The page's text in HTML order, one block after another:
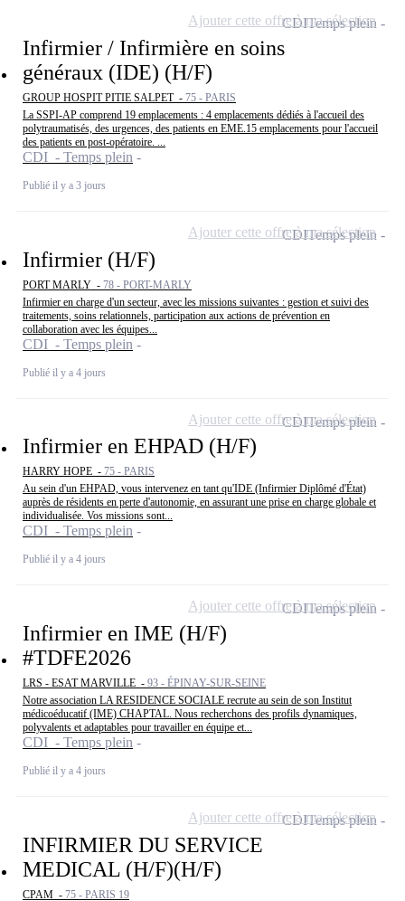
Infirmier / Infirmière en soins
généraux (IDE) (H/F)
GROUP HOSPIT PITIE SALPET - 75 - PARIS
La SSPI-AP comprend 19 emplacements : 4 emplacements dédiés à l'accueil des
polytraumatisés, des urgences, des patients en EME.15 emplacements pour l'accueil
des patients en post-opératoire. ...
CDI - Temps plein
Publié il y a 3 jours
CDITemps plein
Ajouter cette offre à ma sélection
Infirmier (H/F)
PORT MARLY - 78 - PORT-MARLY
Infirmier en charge d'un secteur, avec les missions suivantes : gestion et suivi des
traitements, soins relationnels, participation aux actions de prévention en
collaboration avec les équipes...
CDI - Temps plein
Publié il y a 4 jours
CDITemps plein
Ajouter cette offre à ma sélection
Infirmier en EHPAD (H/F)
HARRY HOPE - 75 - PARIS
Au sein d'un EHPAD, vous intervenez en tant qu'IDE (Infirmier Diplômé d'État)
auprès de résidents en perte d'autonomie, en assurant une prise en charge globale et
individualisée. Vos missions sont...
CDI - Temps plein
Publié il y a 4 jours
CDITemps plein
Ajouter cette offre à ma sélection
Infirmier en IME (H/F)
#TDFE2026
LRS - ESAT MARVILLE - 93 - ÉPINAY-SUR-SEINE
Notre association LA RESIDENCE SOCIALE recrute au sein de son Institut
médicoéducatif (IME) CHAPTAL. Nous recherchons des profils dynamiques,
polyvalents et adaptables pour travailler en équipe et...
CDI - Temps plein
Publié il y a 4 jours
CDITemps plein
Ajouter cette offre à ma sélection
INFIRMIER DU SERVICE
MEDICAL (H/F)(H/F)
CPAM - 75 - PARIS 19
CDITemps plein
Ajouter cette offre à ma sélection